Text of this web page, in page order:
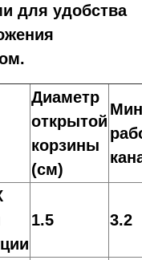
для удобства
Диаметр
открытой
корзины
(см)
1.5 3.2